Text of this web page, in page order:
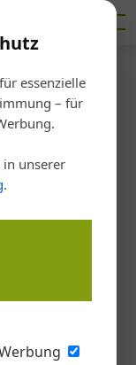
essenzielle
– für
unserer
.
Fleck